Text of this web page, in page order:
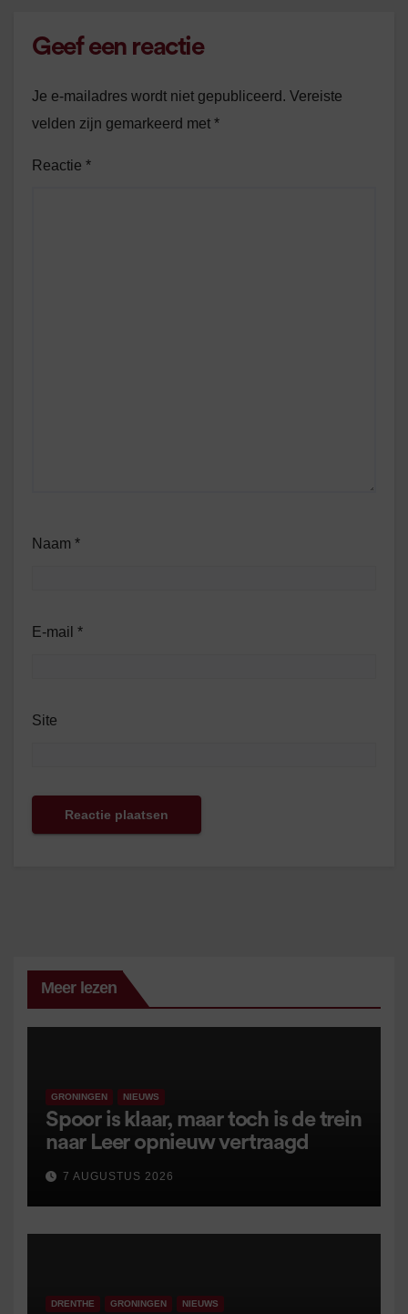
Geef een reactie
Je e-mailadres wordt niet gepubliceerd. Vereiste
velden zijn gemarkeerd met *
Reactie *
Naam *
E-mail *
Site
Meer lezen
GRONINGEN NIEUWS
Spoor is klaar, maar toch is de trein
naar Leer opnieuw vertraagd
7 AUGUSTUS 2026
DRENTHE GRONINGEN NIEUWS